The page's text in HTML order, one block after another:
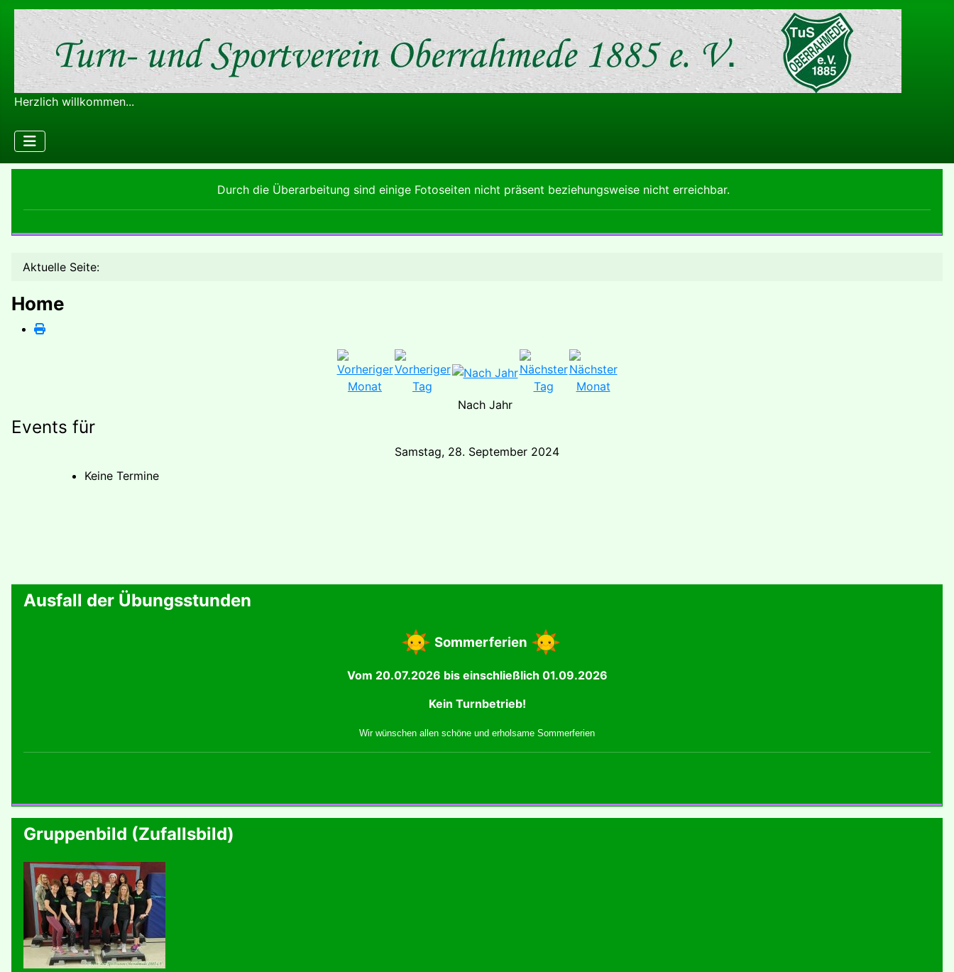
Herzlich willkommen...
Durch die Überarbeitung sind einige Fotoseiten nicht präsent beziehungsweise nicht erreichbar.
Aktuelle Seite:
Home
Nach Jahr
Events für
Samstag, 28. September 2024
Keine Termine
Ausfall der Übungsstunden
Sommerferien
Vom 20.07.2026 bis einschließlich 01.09.2026
Kein Turnbetrieb!
Wir wünschen allen schöne und erholsame Sommerferien
Gruppenbild (Zufallsbild)